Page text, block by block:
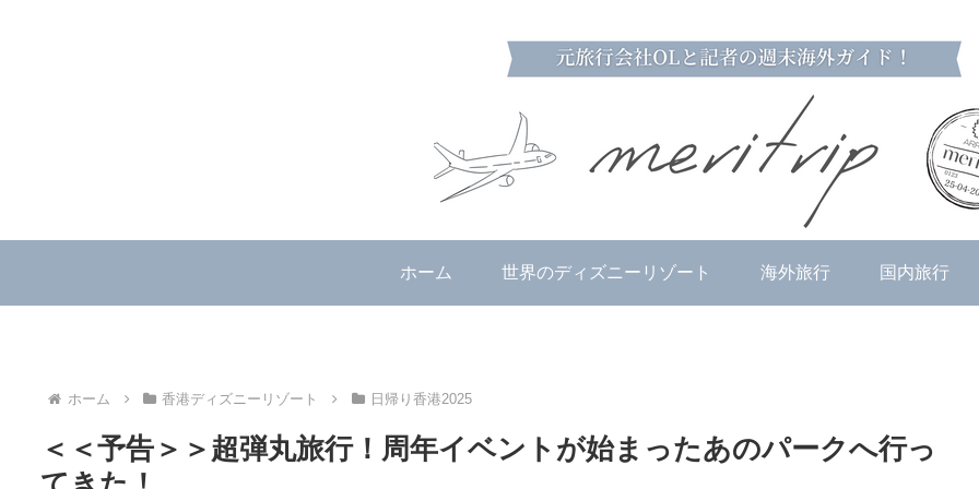
ホーム 世界のディズニーリゾート 海外旅行 国内旅行
ホーム 香港ディズニーリゾート 日帰り香港2025
＜＜予告＞＞超弾丸旅行！周年イベントが始まったあのパークへ行っ